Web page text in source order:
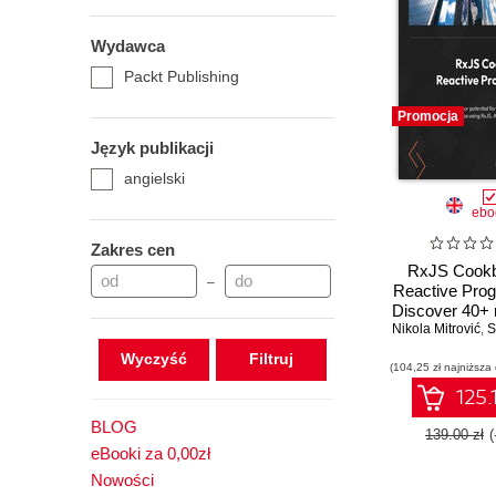
Wydawca
Packt Publishing
Język publikacji
angielski
Zakres cen
–
Wyczyść
BLOG
eBooki za 0,00zł
Nowości
Promocja
RxJS
Reactive
Discover 40+
solutions for
web
Nikola Mitrović,
(104,25 zł
139.00 zł